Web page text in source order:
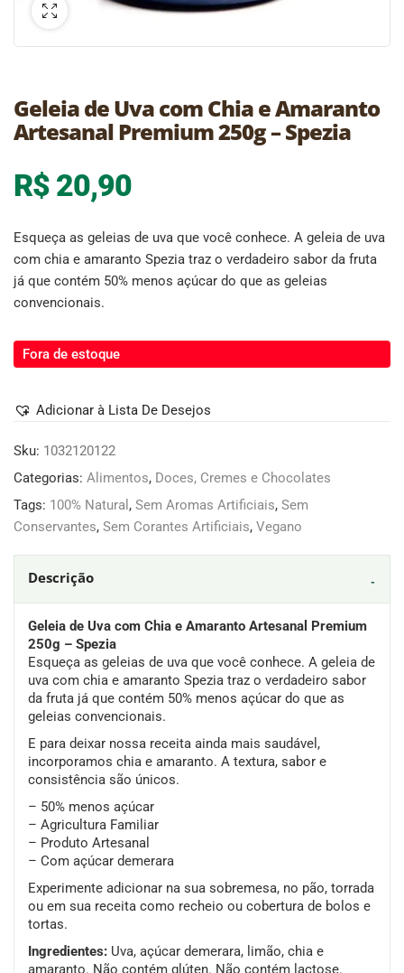
Geleia de Uva com Chia e Amaranto
Artesanal Premium 250g – Spezia
R$ 20,90
Esqueça as geleias de uva que você conhece. A geleia de uva
com chia e amaranto Spezia traz o verdadeiro sabor da fruta
já que contém 50% menos açúcar do que as geleias
convencionais.
Fora de estoque
Adicionar à Lista De Desejos
Sku: 1032120122
Categorias: Alimentos, Doces, Cremes e Chocolates
Tags: 100% Natural , Sem Aromas Artificiais, Sem
Conservantes, Sem Corantes Artificiais, Vegano
Descrição
Geleia de Uva com Chia e Amaranto Artesanal Premium
250g – Spezia
Esqueça as geleias de uva que você conhece. A geleia de
uva com chia e amaranto Spezia traz o verdadeiro sabor
da fruta já que contém 50% menos açúcar do que as
geleias convencionais.
E para deixar nossa receita ainda mais saudável,
incorporamos chia e amaranto. A textura, sabor e
consistência são únicos.
– 50% menos açúcar
– Agricultura Familiar
– Produto Artesanal
– Com açúcar demerara
Experimente adicionar na sua sobremesa, no pão, torrada
ou em sua receita como recheio ou cobertura de bolos e
tortas.
Ingredientes: Uva, açúcar demerara, limão, chia e
amaranto. Não contém glúten. Não contém lactose.